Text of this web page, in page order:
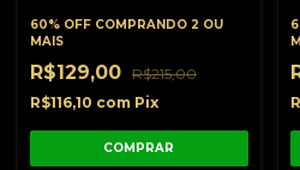
60% OFF COMPRANDO 2 OU
MAIS
R$129,00 R$215,00
R$116,10 com Pix
COMPRAR